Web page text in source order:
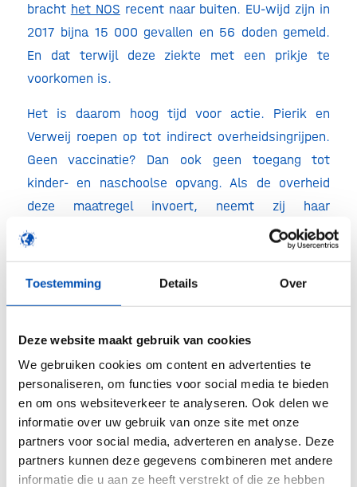
Toestemming Details Over
Deze website maakt gebruik van cookies
We gebruiken cookies om content en advertenties te
personaliseren, om functies voor social media te bieden
en om ons websiteverkeer te analyseren. Ook delen we
informatie over uw gebruik van onze site met onze
partners voor social media, adverteren en analyse. Deze
partners kunnen deze gegevens combineren met andere
informatie die u aan ze heeft verstrekt of die ze hebben
bracht het NOS recent naar buiten. EU-wijd zijn in
2017 bijna 15 000 gevallen en 56 doden gemeld.
En dat terwijl deze ziekte met een prikje te
voorkomen is.
Het is daarom hoog tijd voor actie. Pierik en
Verweij roepen op tot indirect overheidsingrijpen.
Geen vaccinatie? Dan ook geen toegang tot
kinder- en naschoolse opvang. Als de overheid
deze maatregel invoert, neemt zij haar
verantwoordelijkheid om kinderen, burgers en de
samenleving tegen ernstige infectieziekten te
beschermen. HollandBIO is erg benieuwd of de
stellen. Elke stap die bijdraagt aan een heldere
visie op de bestrijding van infectieziekten is
welkom.
Lees ook hetopinieartikel in de Volkskranten het
achtergrondartikel van de NOS.De Kamervragen
van D66 zijn
in te zien.